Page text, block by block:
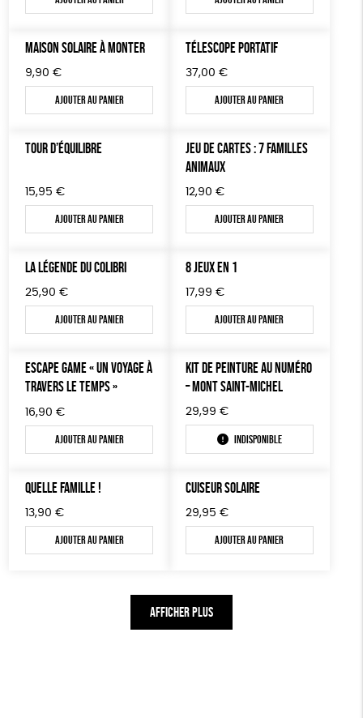
MAISON SOLAIRE À MONTER
9,90 €
Ajouter au panier
TÉLESCOPE PORTATIF
37,00 €
Ajouter au panier
TOUR D’ÉQUILIBRE
15,95 €
Ajouter au panier
JEU DE CARTES : 7 FAMILLES
ANIMAUX
12,90 €
Ajouter au panier
LA LÉGENDE DU COLIBRI
25,90 €
Ajouter au panier
8 JEUX EN 1
17,99 €
Ajouter au panier
ESCAPE GAME « UN VOYAGE À
TRAVERS LE TEMPS »
16,90 €
Ajouter au panier
KIT DE PEINTURE AU NUMÉRO
– MONT SAINT-MICHEL
29,99 €
Indisponible
QUELLE FAMILLE !
13,90 €
Ajouter au panier
CUISEUR SOLAIRE
29,95 €
Ajouter au panier
AFFICHER PLUS